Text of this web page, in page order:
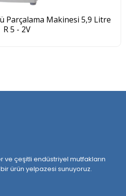
Parçalama Makinesi 5,9 Litre
R 5 - 2V
ve çeşitli endüstriyel mutfakların
ürün yelpazesi sunuyoruz.